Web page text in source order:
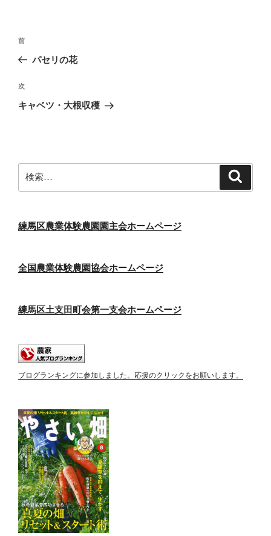
投
ビ
ゲ
ン
前
の
稿
前
パセリの花
次
の
次
キャベツ・大根収穫
索:
練馬区農業体験農園園主会ホームページ
全国農業体験農園協会ホームページ
練馬区土支田町会第一支会ホームページ
ブログランキングに参加しました。応援のクリックをお願いします。